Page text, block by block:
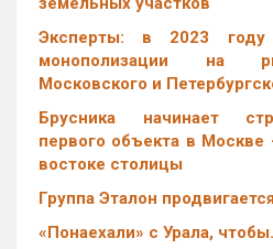
Эксперты: в 2023 году
монополизации на
Московского и
Брусника начинает
первого объекта в Москве
востоке столицы
Группа Эталон
«Понаехали» с Урала,